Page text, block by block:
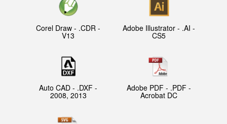
Corel Draw - .CDR -
V13
Adobe Illustrator - .AI -
CS5
Auto CAD - .DXF -
2008, 2013
Adobe PDF - .PDF -
Acrobat DC